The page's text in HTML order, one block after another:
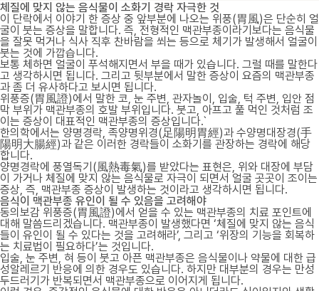
체질에 맞지 않는 음식물이 소화기 경락 자극한 것
이 단락에서 이야기 한 증상 중 앞부분에 나오는 위풍(胃風)은 단순히 얼
굴이 붓는 증상을 말합니다. 즉, 전형적인 맥관부종이라기보다는 음식물
을 잘못 먹거나 식사 직후 찬바람을 쐬는 등으로 체기가 발생해서 얼굴이
붓는 것에 가깝습니다.
보통 체하면 얼굴이 푸석해지면서 부을 때가 있습니다. 그럴 때를 말한다
고 생각하시면 됩니다. 그리고 뒷부분에서 말한 증상이 요즘의 맥관부종
과 좀 더 유사하다고 보시면 됩니다.
위풍증(胃風證)에서 말한 코, 눈 주변, 관자놀이, 입술, 턱 주변, 입안 점
막 부위가 맥관부종의 호발 부위입니다. 붓고, 아프고 풀 먹인 것처럼 조
이는 증상이 대표적인 맥관부종의 증상입니다.`
한의학에서는 양명경락, 족양명위경(足陽明胃經)과 수양명대장경(手
陽明大腸經)과 같은 이러한 경락들이 소화기를 관장하는 경락에 해당
합니다.
양명경락에 풍열독기(風熱毒氣)를 받았다는 표현은, 위와 대장에 부담
이 가거나 체질에 맞지 않는 음식물로 자극이 되면서 얼굴 곳곳이 조이는
증상, 즉, 맥관부종 증상이 발생하는 것이라고 생각하시면 됩니다.
음식이 맥관부종 유인이 될 수 있음을 고려해야
동의보감 위풍증(胃風證)에서 얻을 수 있는 맥관부종의 치료 포인트에
대해 말씀드리겠습니다. 맥관부종이 발생했다면 ‘체질에 맞지 않는 음식
들이 유인이 될 수 있다는 것을 고려해라’, 그리고 ‘위장의 기능을 회복하
는 치료법이 필요하다’는 것입니다.
입술, 눈 주변, 혀 등이 붓고 아픈 맥관부종은 음식물이나 약물에 대한 급
성알레르기 반응에 의한 경우도 있습니다. 하지만 대부분의 경우는 만성
두드러기가 반복되면서 맥관부종으로 이어지게 됩니다.